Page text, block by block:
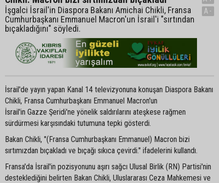
İşgalci İsrail'in Diaspora Bakanı Amichai Chikli, Fransa
Cumhurbaşkanı Emmanuel Macron'un İsrail'i "sırtından
bıçakladığını" söyledi.
A-
İsrail'de yayın yapan Kanal 14 televizyonuna konuşan Diaspora Bakanı
Chikli, Fransa Cumhurbaşkanı Emmanuel Macron'un
İsrail'in Gazze Şeridi'ne yönelik saldırılarını ateşkese rağmen
sürdürmesi karşısındaki tutumuna tepki gösterdi.
Bakan Chikli, "(Fransa Cumhurbaşkanı Emmanuel) Macron bizi
sırtımızdan bıçakladı ve bıçağı sıkıca çevirdi." ifadelerini kullandı.
Fransa'da İsrail'in pozisyonunu aşırı sağcı Ulusal Birlik (RN) Partisi'nin
desteklediğini belirten Bakan Chikli, Uluslararası Ceza Mahkemesi ve